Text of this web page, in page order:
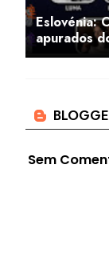
Eslovénia:
apurados
Sem